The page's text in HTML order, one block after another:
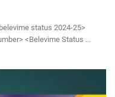
status 2024-25>
<Belevime Status ...